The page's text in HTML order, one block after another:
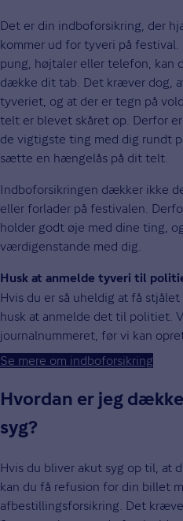
Det er din indboforsikring, der
kommer ud for tyveri på
pung, højtaler eller telefon, kan
dække dit tab. Det kræver dog,
tyveriet, og at der er tegn på
telt er blevet skåret op. Derfor
de vigtigste ting med dig rundt
sætte en hængelås på dit telt.
Indboforsikringen dækker ikke
eller forlader på festivalen.
holder godt øje med dine ting,
værdigenstande med dig.
Husk at anmelde tyveri til
Hvis du er så uheldig at få
husk at anmelde det til politiet.
journalnummeret, før vi kan
Se mere om indboforsikring
Hvordan er jeg
syg?
Hvis du bliver akut syg op til, at
kan du få refusion for din billet
afbestillingsforsikring. Det